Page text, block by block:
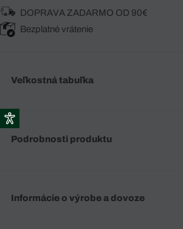
DOPRAVA ZADARMO OD 90€
Bezplatné vrátenie
Veľkostná tabuľka
Podrobnosti produktu
Informácie o výrobe a dovoze